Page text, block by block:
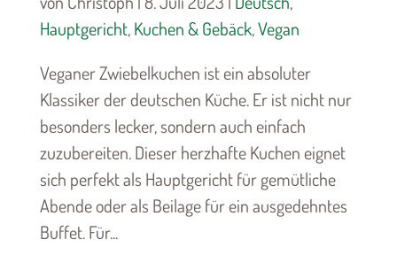
Hauptgericht,Kuchen & Gebäck,Vegan
Veganer Zwiebelkuchen ist ein absoluter
Klassiker der deutschen Küche. Er ist nicht nur
besonders lecker, sondern auch einfach
zuzubereiten. Dieser herzhafte Kuchen eignet
sich perfekt als Hauptgericht für gemütliche
Abende oder als Beilage für ein ausgedehntes
Buffet. Für...